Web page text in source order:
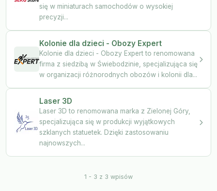
się w miniaturach samochodów o wysokiej
precyzji...
Kolonie dla dzieci - Obozy Expert
Kolonie dla dzieci - Obozy Expert to renomowana
firma z siedzibą w Świebodzinie, specjalizująca się
w organizacji różnorodnych obozów i kolonii dla...
Laser 3D
Laser 3D to renomowana marka z Zielonej Góry,
specjalizująca się w produkcji wyjątkowych
szklanych statuetek. Dzięki zastosowaniu
najnowszych...
1 - 3 z 3 wpisów